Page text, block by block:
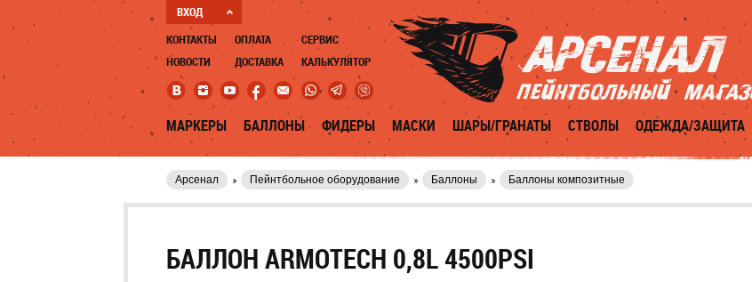
ВХОД
КОНТАКТЫ
НОВОСТИ
ОПЛАТА
ДОСТАВКА
СЕРВИС
КАЛЬКУЛЯТОР
МАРКЕРЫ БАЛЛОНЫ ФИДЕРЫ МАСКИ ШАРЫ/ГРАНАТЫ СТВОЛЫ ОДЕЖДА/ЗАЩИТА
Арсенал Пейнтбольное оборудование Баллоны Баллоны композитные
БАЛЛОН ARMOTECH 0,8L 4500PSI